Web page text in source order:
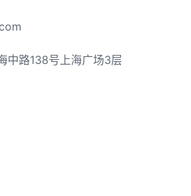
中路138号上海广场3层